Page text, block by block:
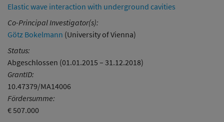
Elastic wave interaction with underground cavities
Co-Principal Investigator(s):
Götz Bokelmann (University of Vienna)
Status:
Abgeschlossen (01.01.2015 – 31.12.2018)
GrantID:
10.47379/MA14006
Fördersumme:
€ 507.000